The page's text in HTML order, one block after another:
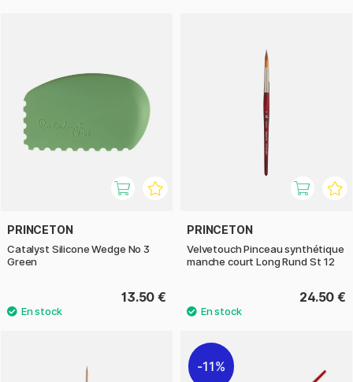
PRINCETON
Catalyst Silicone Wedge No 3
Green
13.50 €
PRINCETON
Velvetouch Pinceau synthétique
manche court Long Rund St 12
24.50 €
11%